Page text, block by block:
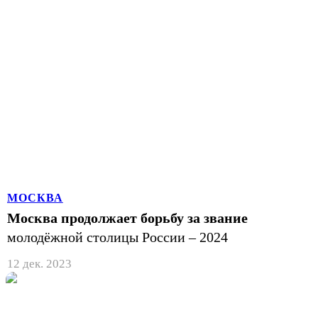
МОСКВА
Москва продолжает борьбу за звание
молодёжной столицы России – 2024
12 дек. 2023